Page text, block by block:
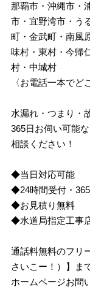
那覇市・沖縄市・
市・宜野湾市・う
町・金武町・南風
味村・東村・今帰
村・中城村
〈お電話一本でど
水漏れ・つまり・
365日お伺い可能
相談ください！
◆当日対応可能
◆24時間受付・
◆お見積り無料
◆水道局指定工事
通話料無料のフリ
さいこー！）】ま
ホームページお問